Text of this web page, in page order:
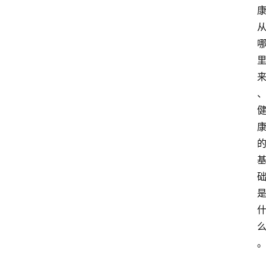
康
从
哪
里
来
、
健
康
的
基
础
是
什
么
。